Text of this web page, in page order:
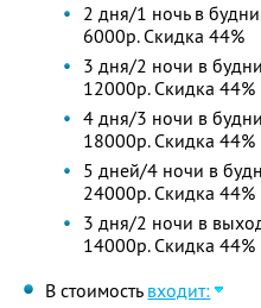
2 дня/1 ночь в
6000р. Скидка 44%
3 дня/2 ночи в
12000р. Скидка 44%
4 дня/3 ночи в
18000р. Скидка 44%
5 дней/4 ночи в
24000р. Скидка 44%
3 дня/2 ночи в
14000р. Скидка 44%
В стоимость входит: